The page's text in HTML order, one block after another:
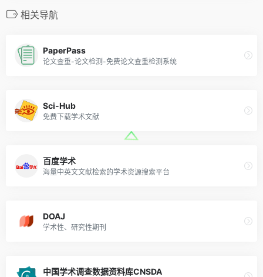
相关导航
PaperPass
论文查重-论文检测-免费论文查重检测系统
Sci-Hub
免费下载学术文献
百度学术
海量中英文文献检索的学术资源搜索平台
DOAJ
学术性、研究性期刊
中国学术调查数据资料库CNSDA